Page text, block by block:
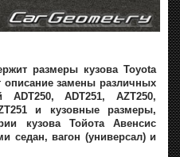
размеры кузова Toyota
описание замены различных
ADT250, ADT251, AZT250,
и кузовные размеры,
кузова Тойота Авенсис
седан, вагон (универсал) и